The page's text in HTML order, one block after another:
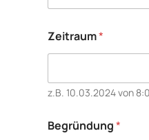
B
e
r
ü
d
u
Zeitraum*
z.B. 10.03.2024 von
Begründung*